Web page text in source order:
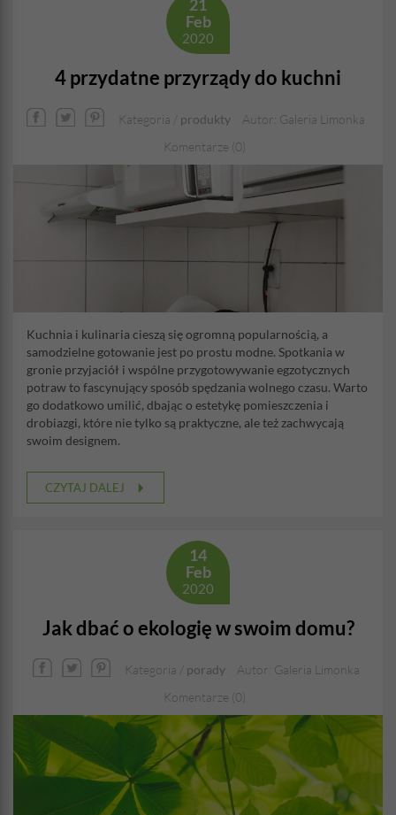
21
Feb
2020
4 przydatne przyrządy do kuchni
Kategoria / produkty
Autor: Galeria Limonka
Komentarze (0)
Kuchnia i kulinaria cieszą się ogromną popularnością, a
samodzielne gotowanie jest po prostu modne. Spotkania w
gronie przyjaciół i wspólne przygotowywanie egzotycznych
potraw to fascynujący sposób spędzania wolnego czasu. Warto
go dodatkowo umilić, dbając o estetykę pomieszczenia i
drobiazgi, które nie tylko są praktyczne, ale też zachwycają
swoim designem.
CZYTAJ DALEJ
14
Feb
2020
Jak dbać o ekologię w swoim domu?
Kategoria / porady
Autor: Galeria Limonka
Komentarze (0)